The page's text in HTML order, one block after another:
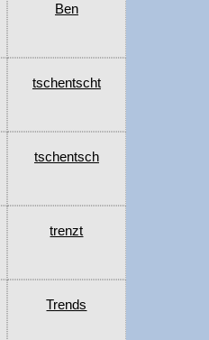
Ben
tschentscht
tschentsch
trenzt
Trends